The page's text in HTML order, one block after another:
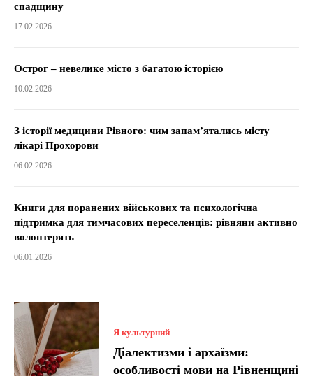
спадщину
17.02.2026
Острог – невелике місто з багатою історією
10.02.2026
З історії медицини Рівного: чим запам’ятались місту
лікарі Прохорови
06.02.2026
Книги для поранених військових та психологічна
підтримка для тимчасових переселенців: рівняни активно
волонтерять
06.01.2026
Я культурний
Діалектизми і архаїзми:
особливості мови на Рівненщині